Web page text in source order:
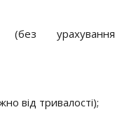
(без урахування
від тривалості);